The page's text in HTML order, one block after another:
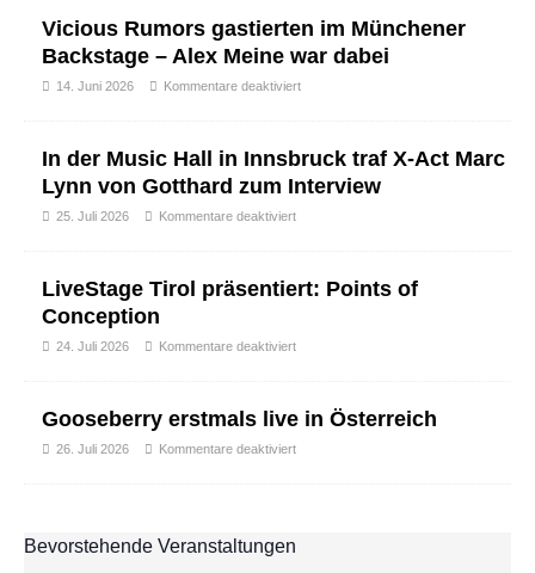
Vicious Rumors gastierten im Münchener
Backstage – Alex Meine war dabei
14. Juni 2026 Kommentare deaktiviert
In der Music Hall in Innsbruck traf X-Act Marc
Lynn von Gotthard zum Interview
25. Juli 2026 Kommentare deaktiviert
LiveStage Tirol präsentiert: Points of
Conception
24. Juli 2026 Kommentare deaktiviert
Gooseberry erstmals live in Österreich
26. Juli 2026 Kommentare deaktiviert
Bevorstehende Veranstaltungen